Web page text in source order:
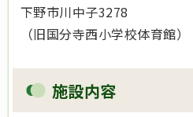
下野市川中子3278
（旧国分寺西小学校体育館）
施設内容